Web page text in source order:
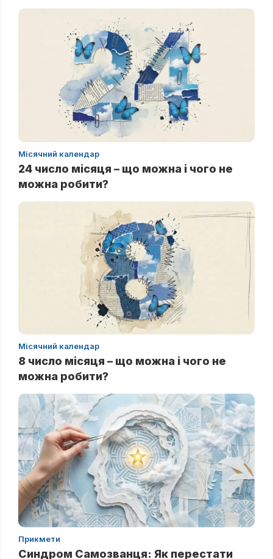
Місячний календар
24 число місяця – що можна і чого не
можна робити?
Місячний календар
8 число місяця – що можна і чого не
можна робити?
Прикмети
Синдром Самозванця: Як перестати